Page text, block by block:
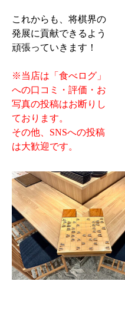
これからも、将棋界の
発展に貢献できるよう
頑張っていきます！
※当店は「食べログ」
への口コミ・評価・お
写真の投稿はお断りし
ております。
その他、SNSへの投稿
は大歓迎です。